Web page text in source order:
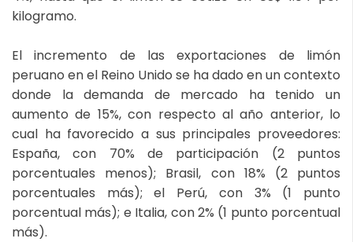
kilogramo.
El incremento de las exportaciones de limón
peruano en el Reino Unido se ha dado en un contexto
donde la demanda de mercado ha tenido un
aumento de 15%, con respecto al año anterior, lo
cual ha favorecido a sus principales proveedores:
España, con 70% de participación (2 puntos
porcentuales menos); Brasil, con 18% (2 puntos
porcentuales más); el Perú, con 3% (1 punto
porcentual más); e Italia, con 2% (1 punto porcentual
más).